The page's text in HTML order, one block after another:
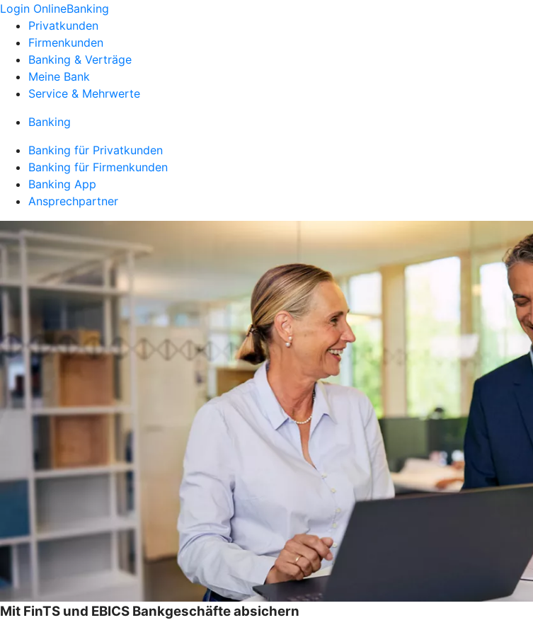
Login OnlineBanking
Privatkunden
Firmenkunden
Banking & Verträge
Meine Bank
Service & Mehrwerte
Banking
Banking für Privatkunden
Banking für Firmenkunden
Banking App
Ansprechpartner
Mit FinTS und EBICS Bankgeschäfte absichern